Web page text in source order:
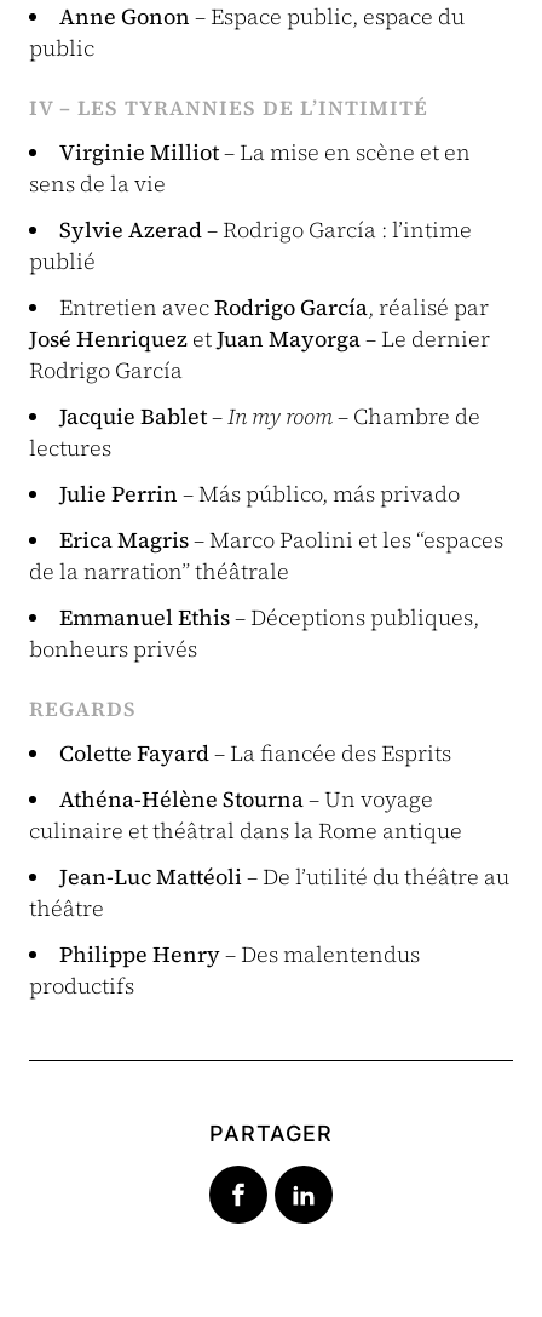
Anne Gonon – Espace public, espace du
public
IV – LES TYRANNIES DE L’INTIMITÉ
Virginie Milliot– La mise en scène et en
sens de la vie
Sylvie Azerad– Rodrigo García : l’intime
publié
Entretien avecRodrigo García, réalisé par
José Henriquez etJuan Mayorga– Le dernier
Rodrigo García
Jacquie Bablet–In my room– Chambre de
lectures
Julie Perrin – Más público, más privado
Erica Magris– Marco Paolini et les “espaces
de la narration” théâtrale
Emmanuel Ethis– Déceptions publiques,
bonheurs privés
REGARDS
Colette Fayard– La fiancée des Esprits
Athéna-Hélène Stourna– Un voyage
culinaire et théâtral dans la Rome antique
Jean-Luc Mattéoli– De l’utilité du théâtre au
théâtre
Philippe Henry– Des malentendus
productifs
PARTAGER